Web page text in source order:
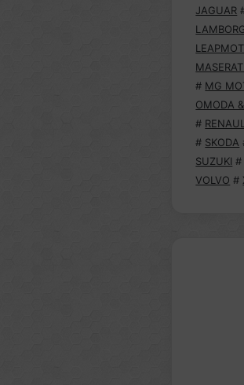
JAGUAR
MASERATI
# MG
OMODA
#
# SKODA
SUZUKI #
VOLVO #